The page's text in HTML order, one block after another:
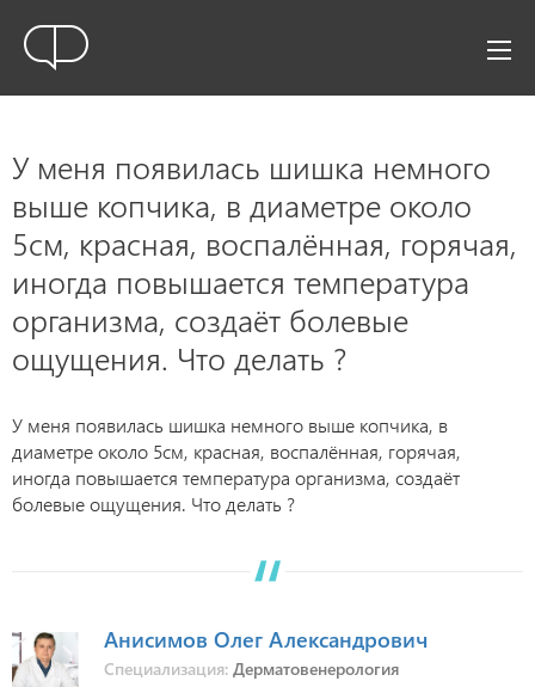
У меня появилась шишка немного
выше копчика, в диаметре около
5см, красная, воспалённая, горячая,
иногда повышается температура
организма, создаёт болевые
ощущения. Что делать ?
У меня появилась шишка немного выше копчика, в
диаметре около 5см, красная, воспалённая, горячая,
иногда повышается температура организма, создаёт
болевые ощущения. Что делать ?
Анисимов Олег Александрович
Специализация: Дерматовенерология